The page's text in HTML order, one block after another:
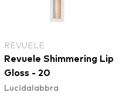
REVUELE
Revuele Shimmering Lip
Gloss - 20
Lucidalabbra